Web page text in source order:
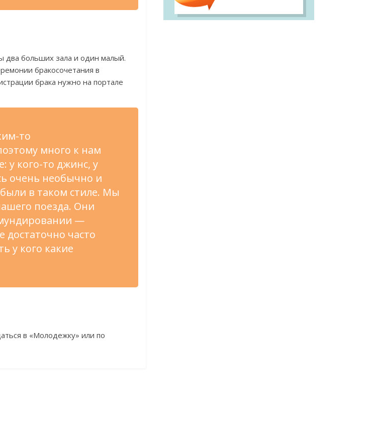
два больших зала и один малый.
бракосочетания в
брака нужно на портале
то
много к нам
у кого-то джинс, у
очень необычно и
в таком стиле. Мы
поезда. Они
—
часто
у кого какие
в «Молодежку» или по